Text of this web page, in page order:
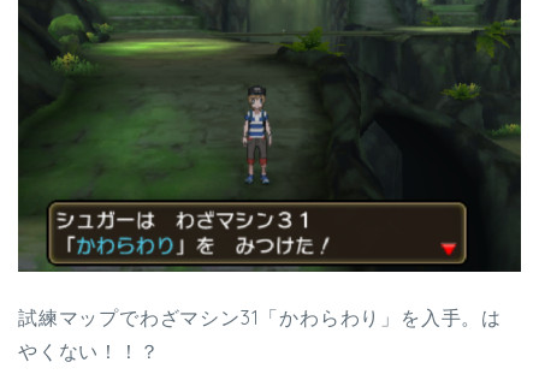
試練マップでわざマシン31「かわらわり」を入手。は
やくない！！？